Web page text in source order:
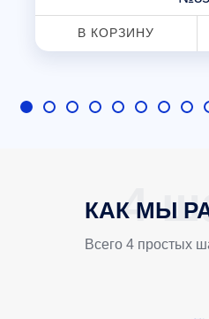
В КОРЗИНУ
КАК МЫ
Всего 4 простых